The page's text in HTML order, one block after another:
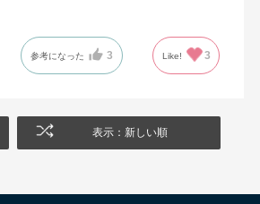
参考になった 3 Like! 3
表示：新しい順